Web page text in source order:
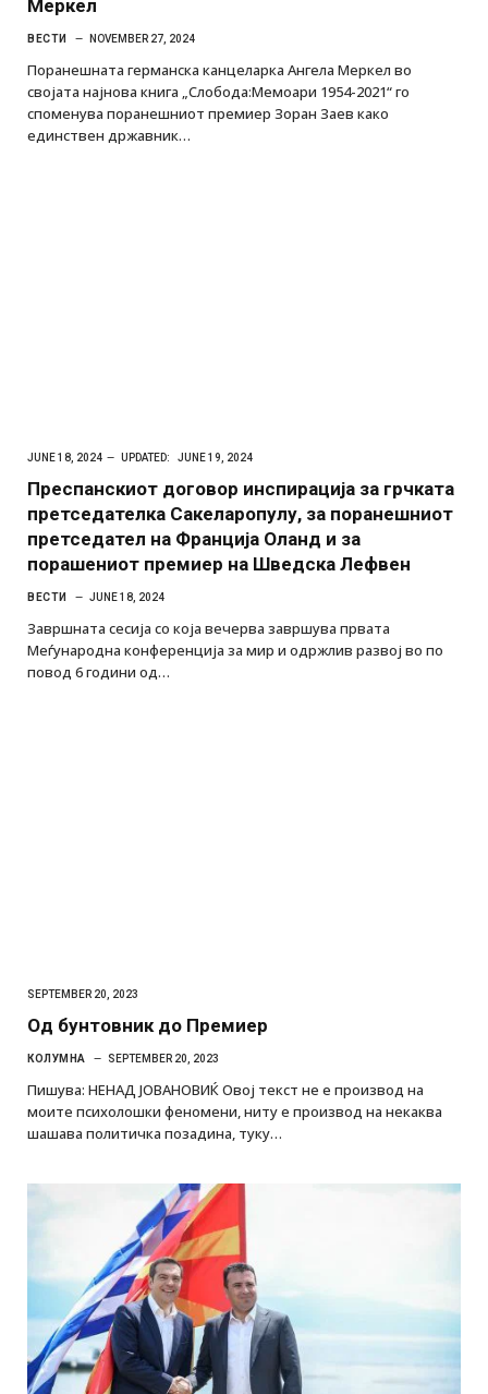
Меркел
ВЕСТИ NOVEMBER 27, 2024
Поранешната германска канцеларка Ангела Меркел во
својата најнова книга „Слобода:Мемоари 1954-2021“ го
споменува поранешниот премиер Зоран Заев како
единствен државник…
JUNE 18, 2024 UPDATED: JUNE 19, 2024
Преспанскиот договор инспирација за грчката
претседателка Сакеларопулу, за поранешниот
претседател на Франција Оланд и за
порашениот премиер на Шведска Лефвен
ВЕСТИ JUNE 18, 2024
Завршната сесија со која вечерва завршува првата
Меѓународна конференција за мир и одржлив развој во по
повод 6 години од…
SEPTEMBER 20, 2023
Од бунтовник до Премиер
КОЛУМНА SEPTEMBER 20, 2023
Пишува: НЕНАД ЈОВАНОВИЌ Овој текст не е производ на
моите психолошки феномени, ниту е производ на некаква
шашава политичка позадина, туку…